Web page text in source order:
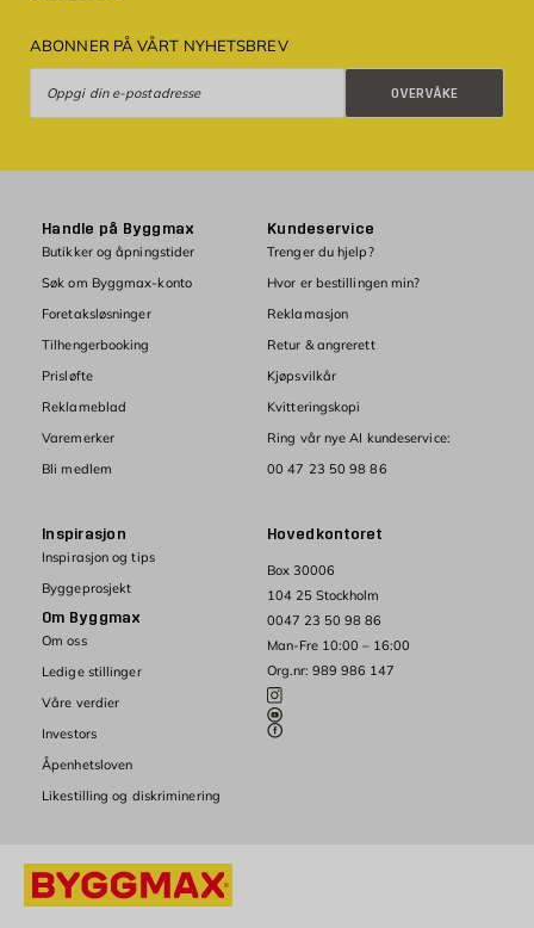
ABONNER PÅ VÅRT NYHETSBREV
OVERVÅKE
Hovedkontoret
Box 30006
104 25 Stockholm
0047 23 50 98 86
Man-Fre 10:00 – 16:00
Org.nr: 989 986 147
Handle på Byggmax
Butikker og åpningstider
Søk om Byggmax-konto
Foretaksløsninger
Tilhengerbooking
Prisløfte
Reklameblad
Varemerker
Bli medlem
Kundeservice
Trenger du hjelp?
Hvor er bestillingen min?
Reklamasjon
Retur & angrerett
Kjøpsvilkår
Kvitteringskopi
Ring vår nye AI kundeservice:
00 47 23 50 98 86
Inspirasjon
Inspirasjon og tips
Byggeprosjekt
Om Byggmax
Om oss
Ledige stillinger
Våre verdier
Investors
Åpenhetsloven
Likestilling og diskriminering